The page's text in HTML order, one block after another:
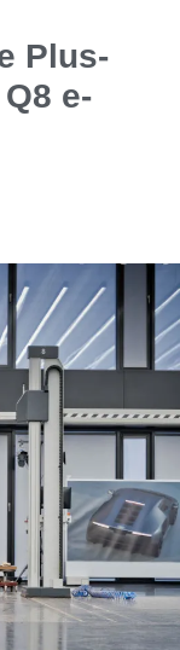
Plus-
e-